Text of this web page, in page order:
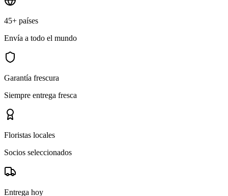
45+ países
Envía a todo el mundo
Garantía frescura
Siempre entrega fresca
Floristas locales
Socios seleccionados
Entrega hoy